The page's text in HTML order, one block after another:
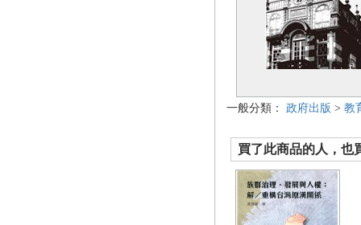
一般分類： 政府出版 > 教
買了此商品的人，也